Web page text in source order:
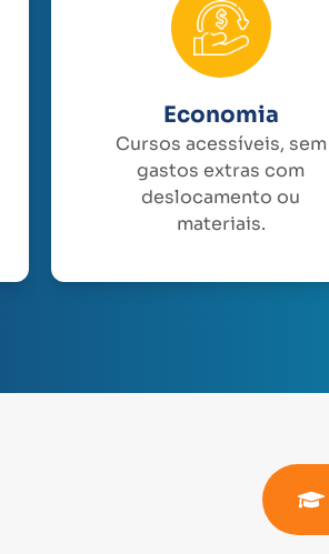
Economia
Cursos acessíveis, sem
gastos extras com
deslocamento ou
materiais.